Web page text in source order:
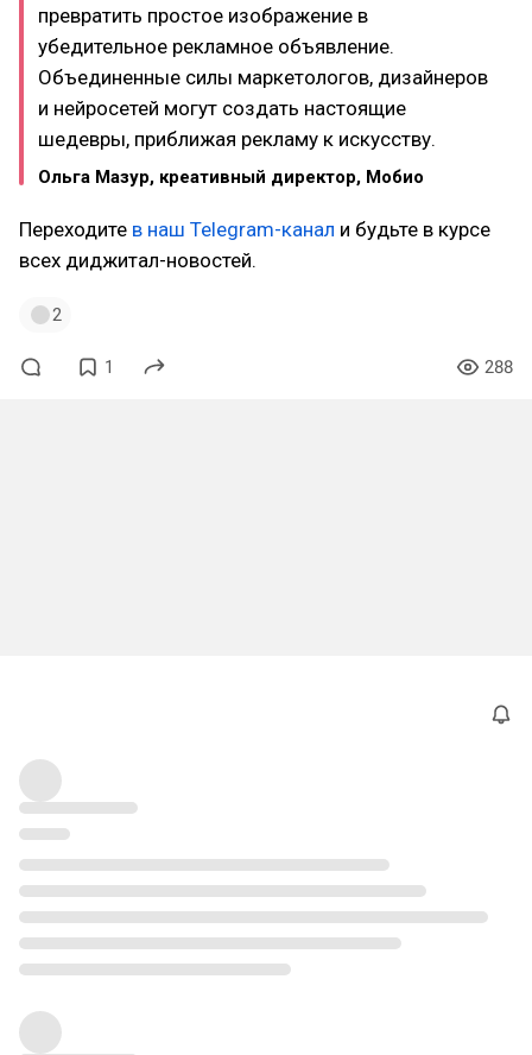
превратить простое изображение в
убедительное рекламное объявление.
Объединенные силы маркетологов, дизайнеров
и нейросетей могут создать настоящие
шедевры, приближая рекламу к искусству.
Ольга Мазур, креативный директор, Мобио
Переходите в наш Telegram-канал и будьте в курсе
всех диджитал-новостей.
2
1 288